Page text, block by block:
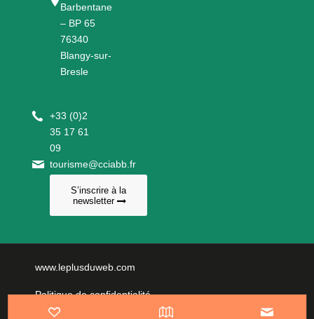
Barbentane
– BP 65
76340
Blangy-sur-
Bresle
+33 (0)2
35 17 61
09
tourisme@cciabb.fr
S’inscrire à la
newsletter
www.leplusduweb.com
Politique de confidentialité